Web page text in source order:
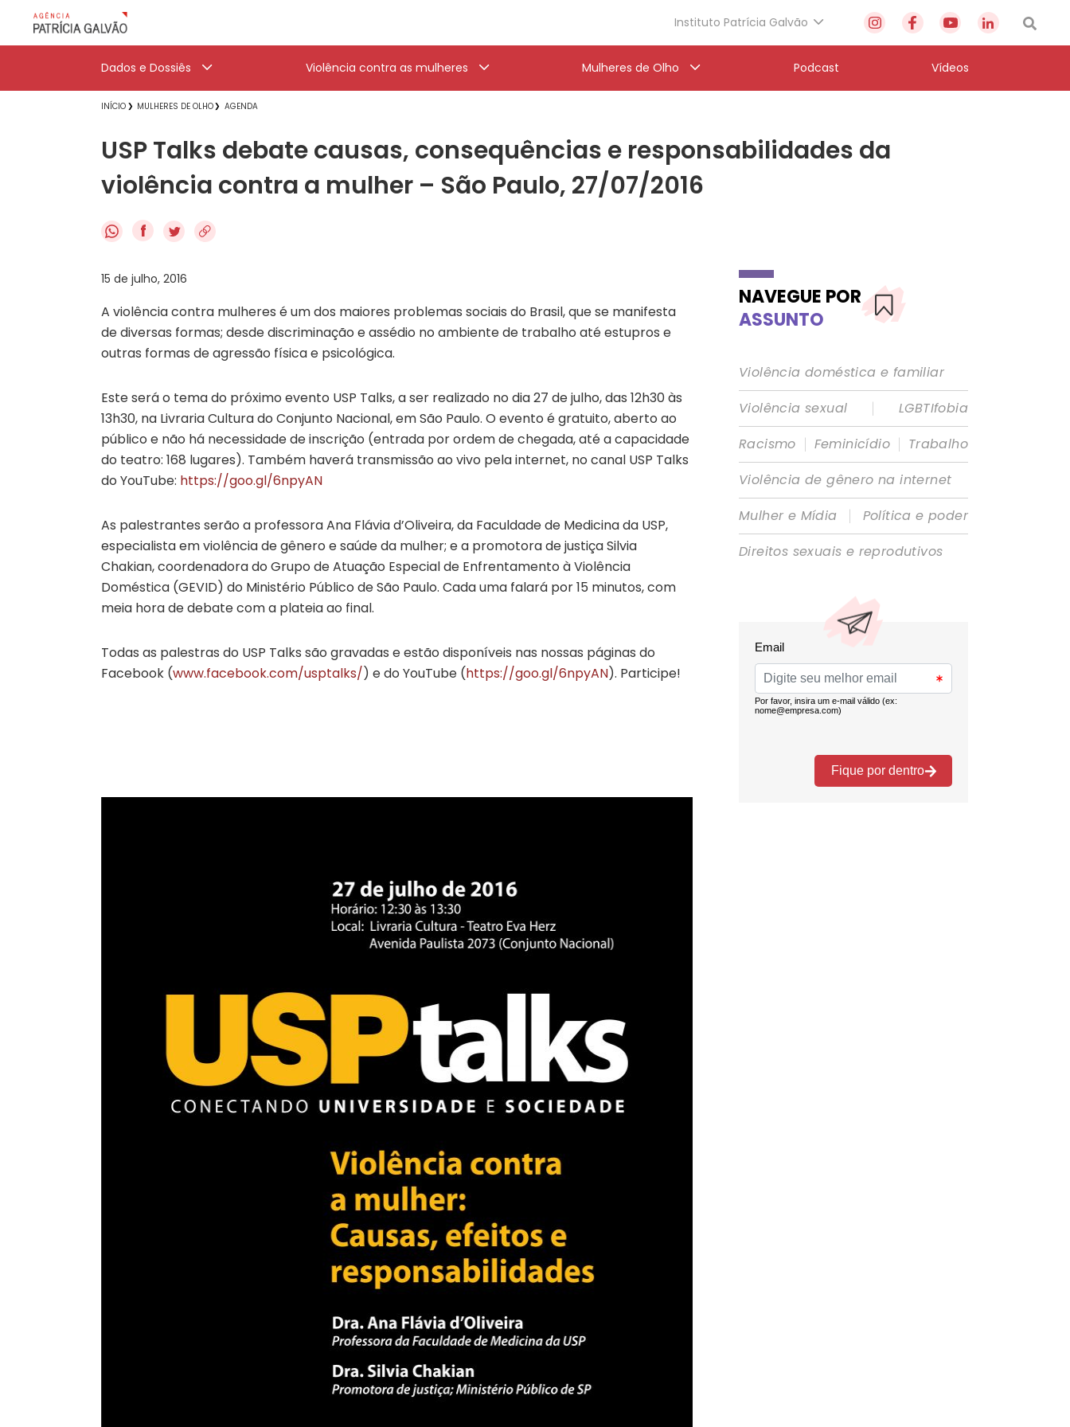
Instituto Patrícia Galvão
Dados e Dossiês Violência contra as mulheres Mulheres de Olho Podcast Vídeos
INÍCIO MULHERES DE OLHO AGENDA
USP Talks debate causas, consequências e responsabilidades da
violência contra a mulher – São Paulo, 27/07/2016
f
15 de julho, 2016
A violência contra mulheres é um dos maiores problemas sociais do Brasil, que se manifesta
de diversas formas; desde discriminação e assédio no ambiente de trabalho até estupros e
outras formas de agressão física e psicológica.
Este será o tema do próximo evento USP Talks, a ser realizado no dia 27 de julho, das 12h30 às
13h30, na Livraria Cultura do Conjunto Nacional, em São Paulo. O evento é gratuito, aberto ao
público e não há necessidade de inscrição (entrada por ordem de chegada, até a capacidade
do teatro: 168 lugares). Também haverá transmissão ao vivo pela internet, no canal USP Talks
do YouTube: https://goo.gl/6npyAN
As palestrantes serão a professora Ana Flávia d’Oliveira, da Faculdade de Medicina da USP,
especialista em violência de gênero e saúde da mulher; e a promotora de justiça Silvia
Chakian, coordenadora do Grupo de Atuação Especial de Enfrentamento à Violência
Doméstica (GEVID) do Ministério Público de São Paulo. Cada uma falará por 15 minutos, com
meia hora de debate com a plateia ao final.
Todas as palestras do USP Talks são gravadas e estão disponíveis nas nossas páginas do
Facebook (www.facebook.com/usptalks/) e do YouTube (https://goo.gl/6npyAN). Participe!
NAVEGUE POR
ASSUNTO
Violência doméstica e familiar
Violência sexual
|
LGBTIfobia
Racismo | Feminicídio | Trabalho
Violência de gênero na internet
Mulher e Mídia
|
Política e poder
Direitos sexuais e reprodutivos